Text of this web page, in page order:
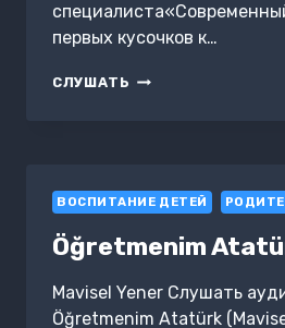
первых кусочков к…
СЛУШАТЬ ПЕРВЫЙ
ПО
ВОСПИТАНИЕ ДЕТЕЙ
Öğretmenim
Mavisel Yener Слушать
Öğretmenim Atatürk